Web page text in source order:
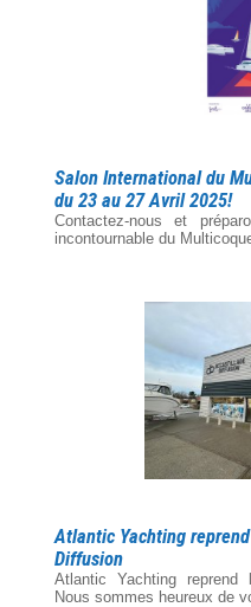
Salon International du
du 23 au 27 Avril 2025!
Contactez-nous et
incontournable du
Atlantic Yachting
Diffusion
Atlantic Yachting reprend
Nous sommes heureux de